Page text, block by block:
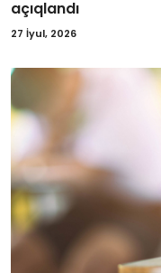
açıqlandı
27 İyul, 2026